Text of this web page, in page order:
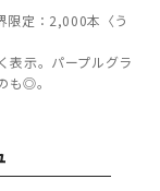
限定：2,000本〈う
表示。パープルグラ
も◎。